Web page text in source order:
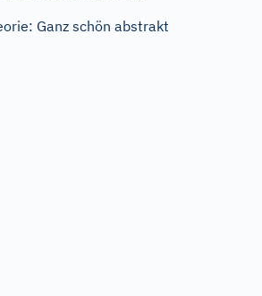
Ganz schön abstrakt